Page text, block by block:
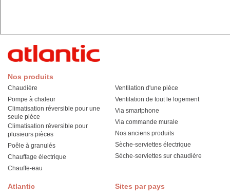
Atlantic
Nos produits
Chaudière
Pompe à chaleur
Climatisation réversible pour une
seule pièce
Climatisation réversible pour
plusieurs pièces
Poêle à granulés
Chauffage électrique
Chauffe-eau
Ventilation d'une pièce
Ventilation de tout le logement
Via smartphone
Via commande murale
Nos anciens produits
Sèche-serviettes électrique
Sèche-serviettes sur chaudière
Sites par pays